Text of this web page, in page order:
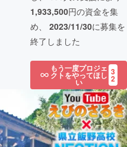
1,933,500円の資金を集
め、 2023/11/30に募集を
終了しました
もう一度プロジェ
クトをやってほし
い
3
2